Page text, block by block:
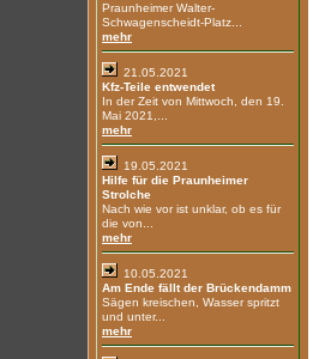
Praunheimer Walter-
Schwagenscheidt-Platz...
mehr
21.05.2021
Kfz-Teile entwendet
In der Zeit von Mittwoch, den 19.
Mai 2021,...
mehr
19.05.2021
Hilfe für die Praunheimer
Strolche
Nach wie vor ist unklar, ob es für
die von...
mehr
10.05.2021
Am Ende fällt der Brückendamm
Sägen kreischen, Wasser spritzt
und unter...
mehr